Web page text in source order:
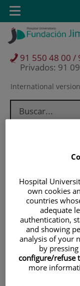
Saltar al contenido
Saltar
contenido
Selector
idioma
International version
91 550 48 00 /
Privados: 91
Toggle
navigation
Hospital
own cookies
countries
adequate
authentication,
and showing
analysis of your
by
configure/refuse
more